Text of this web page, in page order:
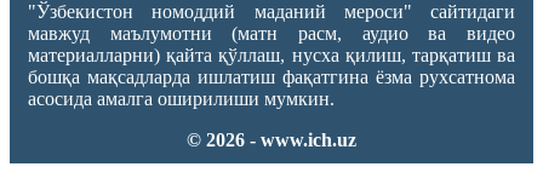
"Ўзбекистон номоддий маданий мероси" сайтидаги
мавжуд маълумотни (матн расм, аудио ва видео
материалларни) қайта қўллаш, нусха қилиш, тарқатиш ва
бошқа мақсадларда ишлатиш фақатгина ёзма рухсатнома
асосида амалга оширилиши мумкин.
© 2026 - www.ich.uz